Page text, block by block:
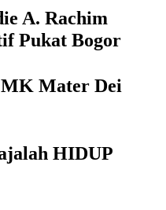
A. Rachim
Pukat Bogor
Mater Dei
HIDUP